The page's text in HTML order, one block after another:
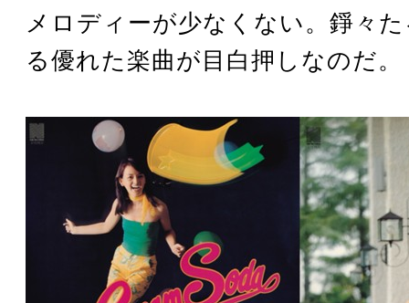
メロディーが少なくない。錚々
る優れた楽曲が目白押しなのだ。